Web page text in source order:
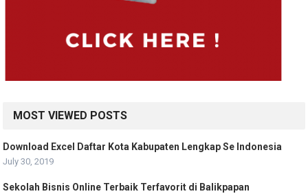
MOST VIEWED POSTS
Download Excel Daftar Kota Kabupaten Lengkap Se Indonesia
July 30, 2019
Sekolah Bisnis Online Terbaik Terfavorit di Balikpapan